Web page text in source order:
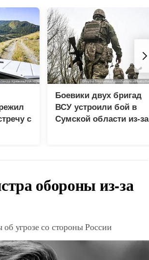
с
Боевики двух бригад
ВСУ устроили бой в
Сумской области из-за
обороны из-за
угрозе со стороны России